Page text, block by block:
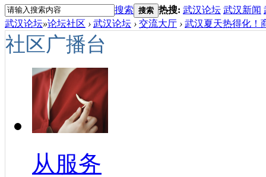
搜索 搜索 热搜: 武汉论坛 武汉新闻
武汉论坛»论坛社区 › 武汉论坛 › 交流大厅 › 武汉夏天热得化！
社区广播台
从服务